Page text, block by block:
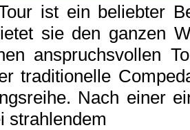
ist ein beliebter
sie den ganzen
anspruchsvollen
traditionelle
Nach einer
strahlendem